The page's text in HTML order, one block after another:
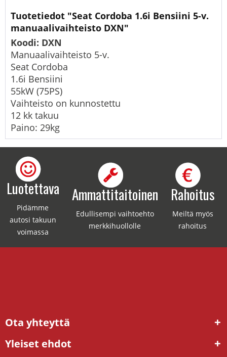
Tuotetiedot "Seat Cordoba 1.6i Bensiini 5-v.
manuaalivaihteisto DXN"
Koodi: DXN
Manuaalivaihteisto 5-v.
Seat Cordoba
1.6i Bensiini
55kW (75PS)
Vaihteisto on kunnostettu
12 kk takuu
Paino: 29kg
Luotettava
Pidämme
autosi takuun
voimassa
Ammattitaitoinen
Edullisempi vaihtoehto
merkkihuollolle
Rahoitus
Meiltä myös
rahoitus
Ota yhteyttä
Yleiset ehdot